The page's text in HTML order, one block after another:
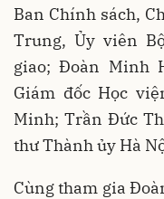
Ban Chính sách,
Trung, Ủy viên
giao; Đoàn Minh
Giám đốc Học
Minh; Trần Đức
thư Thành ủy Hà
Cùng tham gia